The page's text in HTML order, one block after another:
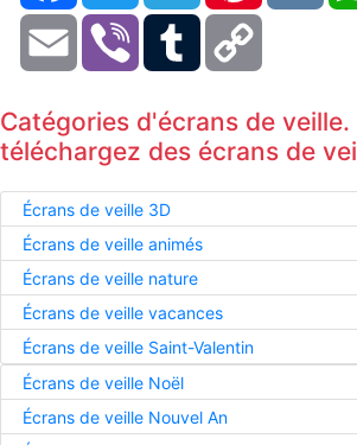
Email Viber Tumblr
Catégories d'écrans de
téléchargez des écrans de
Écrans de veille 3D
Écrans de veille animés
Écrans de veille nature
Écrans de veille vacances
Écrans de veille Saint-Valentin
Écrans de veille Noël
Écrans de veille Nouvel An